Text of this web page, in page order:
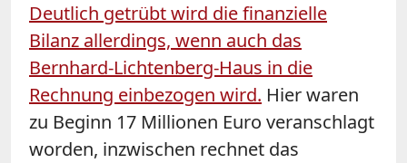
Deutlich getrübt wird die finanzielle
Bilanz allerdings, wenn auch das
Bernhard-Lichtenberg-Haus in die
Rechnung einbezogen wird. Hier waren
zu Beginn 17 Millionen Euro veranschlagt
worden, inzwischen rechnet das